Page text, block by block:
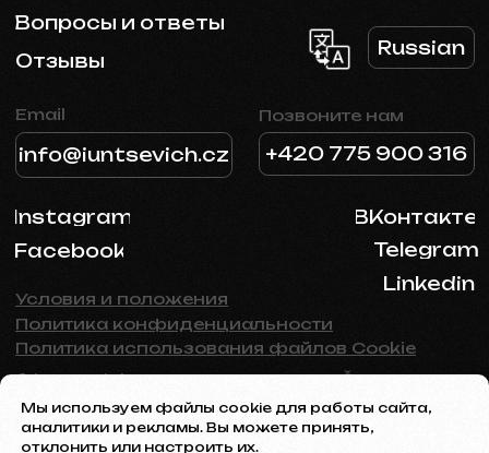
Мы используем файлы cookie для работы сайта,
аналитики и рекламы. Вы можете принять,
отклонить или настроить их.